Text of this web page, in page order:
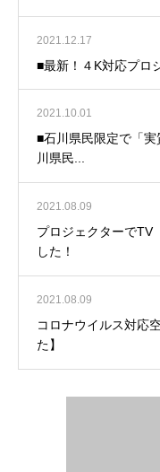
2021.12.17
■最新！４K対応プロ
2021.10.01
■石川県民限定で「
川県民...
2021.08.09
プロジェクターでTV
した！
2021.08.09
コロナウイルス対応
た】